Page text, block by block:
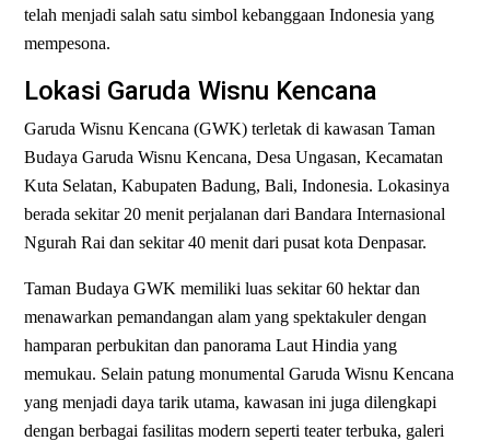
telah menjadi salah satu simbol kebanggaan Indonesia yang
mempesona.
Lokasi Garuda Wisnu Kencana
Garuda Wisnu Kencana (GWK) terletak di kawasan Taman
Budaya Garuda Wisnu Kencana, Desa Ungasan, Kecamatan
Kuta Selatan, Kabupaten Badung, Bali, Indonesia. Lokasinya
berada sekitar 20 menit perjalanan dari Bandara Internasional
Ngurah Rai dan sekitar 40 menit dari pusat kota Denpasar.
Taman Budaya GWK memiliki luas sekitar 60 hektar dan
menawarkan pemandangan alam yang spektakuler dengan
hamparan perbukitan dan panorama Laut Hindia yang
memukau. Selain patung monumental Garuda Wisnu Kencana
yang menjadi daya tarik utama, kawasan ini juga dilengkapi
dengan berbagai fasilitas modern seperti teater terbuka, galeri